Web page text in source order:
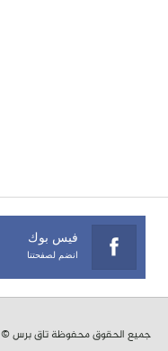
فيس بوك
انضم لصفحتنا
جميع الحقوق محفوظة تاق برس © 2026 . -